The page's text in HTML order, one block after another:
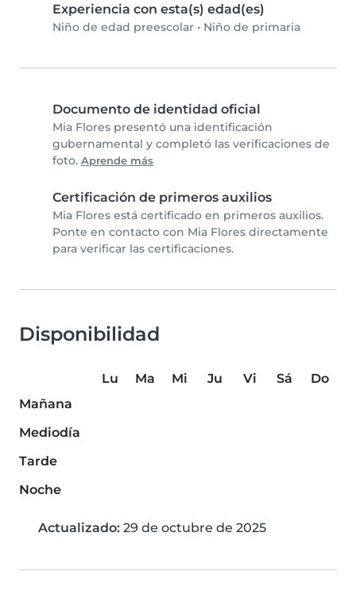
Experiencia con esta(s) edad(es)
Niño de edad preescolar • Niño de primaria
Documento de identidad oficial
Mia Flores presentó una identificación
gubernamental y completó las verificaciones de
foto. Aprende más
Certificación de primeros auxilios
Mia Flores está certificado en primeros auxilios.
Ponte en contacto con Mia Flores directamente
para verificar las certificaciones.
Disponibilidad
Lu Ma Mi Ju Vi Sá
Do
Mañana
Mediodía
Tarde
Noche
Actualizado: 29 de octubre de 2025